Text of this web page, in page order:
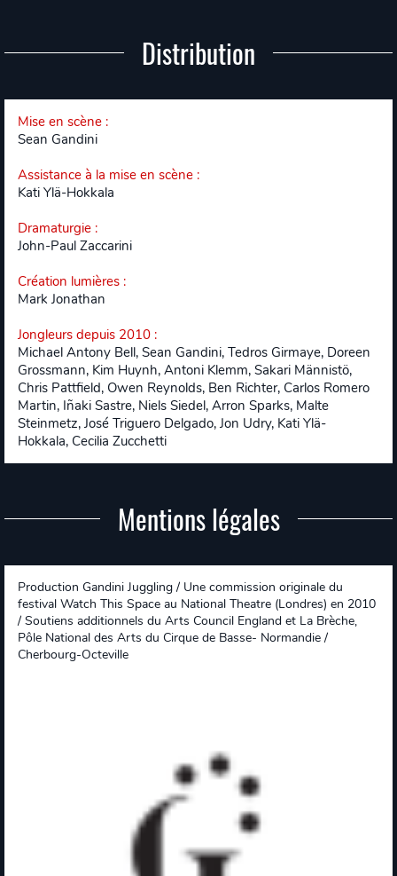
Distribution
Mise en scène :
Sean Gandini
Assistance à la mise en scène :
Kati Ylä-Hokkala
Dramaturgie :
John-Paul Zaccarini
Création lumières :
Mark Jonathan
Jongleurs depuis 2010 :
Michael Antony Bell, Sean Gandini, Tedros Girmaye, Doreen
Grossmann, Kim Huynh, Antoni Klemm, Sakari Männistö,
Chris Pattfield, Owen Reynolds, Ben Richter, Carlos Romero
Martin, Iñaki Sastre, Niels Siedel, Arron Sparks, Malte
Steinmetz, José Triguero Delgado, Jon Udry, Kati Ylä-
Hokkala, Cecilia Zucchetti
Mentions légales
Production Gandini Juggling / Une commission originale du
festival Watch This Space au National Theatre (Londres) en 2010
/ Soutiens additionnels du Arts Council England et La Brèche,
Pôle National des Arts du Cirque de Basse- Normandie /
Cherbourg-Octeville